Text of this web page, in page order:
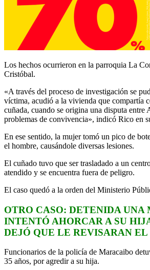
Los hechos ocurrieron en la parroquia La
Cristóbal.
«A través del proceso de investigación se
víctima, acudió a la vivienda que compartía
cuñada, cuando se origina una disputa entre
problemas de convivencia», indicó Rico en
En ese sentido, la mujer tomó un pico de
el hombre, causándole diversas lesiones.
El cuñado tuvo que ser trasladado a un
atendido y se encuentra fuera de peligro.
El caso quedó a la orden del Ministerio
OTRO CASO: DETENIDA UNA
INTENTÓ AHORCAR A SU
DEJÓ QUE LE REVISARAN
Funcionarios de la policía de Maracaibo
35 años, por agredir a su hija.